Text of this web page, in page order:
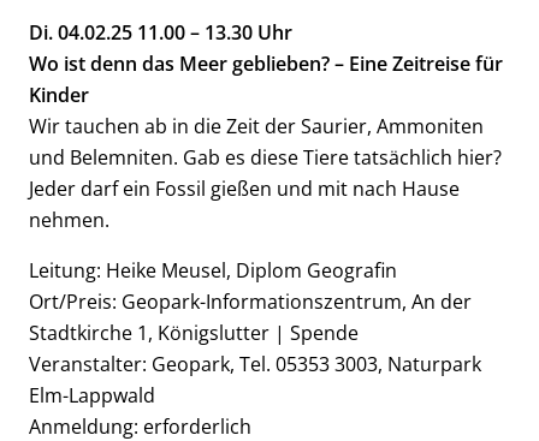
Di. 04.02.25 11.00 – 13.30 Uhr
Wo ist denn das Meer geblieben? – Eine Zeitreise für
Kinder
Wir tauchen ab in die Zeit der Saurier, Ammoniten
und Belemniten. Gab es diese Tiere tatsächlich hier?
Jeder darf ein Fossil gießen und mit nach Hause
nehmen.
Leitung: Heike Meusel, Diplom Geografin
Ort/Preis: Geopark-Informationszentrum, An der
Stadtkirche 1, Königslutter | Spende
Veranstalter: Geopark, Tel. 05353 3003, Naturpark
Elm-Lappwald
Anmeldung: erforderlich